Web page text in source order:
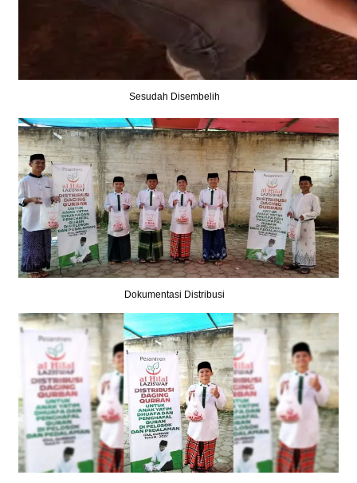
Sesudah Disembelih
Dokumentasi Distribusi